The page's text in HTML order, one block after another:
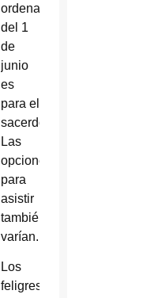
ordenación
del 1
de
junio
es
para el
sacerdocio.
Las
opciones
para
asistir
también
varían.
Los
feligreses